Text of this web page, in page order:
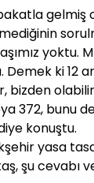
gelmiş
yoktu.
Demek ki 12
bizden
372, bunu
konuştu.
yasa
şu cevabı